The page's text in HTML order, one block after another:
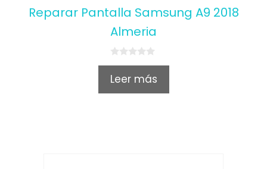
Reparar Pantalla Samsung A9 2018
Almeria
0
u
Leer más